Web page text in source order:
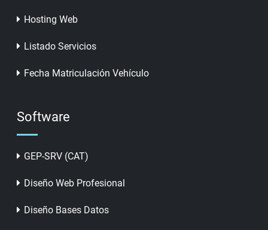
Hosting Web
Listado Servicios
Fecha Matriculación Vehículo
Software
GEP-SRV (CAT)
Diseño Web Profesional
Diseño Bases Datos